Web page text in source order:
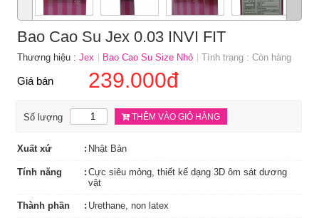
Bao Cao Su Jex 0.03 INVI FIT
Thương hiệu : Jex Bao Cao Su Size Nhỏ Tình trạng : Còn hàng
Giá bán 239.000đ
Số lượng THÊM VÀO GIỎ HÀNG
Xuất xứ Nhật Bản
Tính năng
Cực siêu mỏng, thiết kế dạng 3D ôm sát dương
vật
Thành phần Urethane, non latex